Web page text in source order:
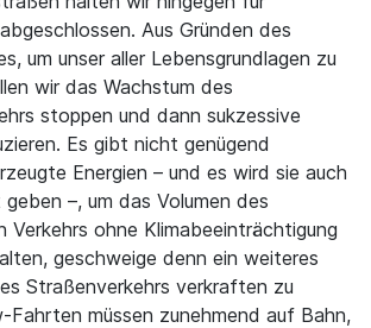
Aus Gründen des
um unser aller Lebensgrundlagen zu
wir das Wachstum des
stoppen und dann sukzessive
Es gibt nicht genügend
Energien – und es wird sie auch
–, um das Volumen des
Verkehrs ohne Klimabeeinträchtigung
geschweige denn ein weiteres
Straßenverkehrs verkraften zu
Fahrten müssen zunehmend auf Bahn,